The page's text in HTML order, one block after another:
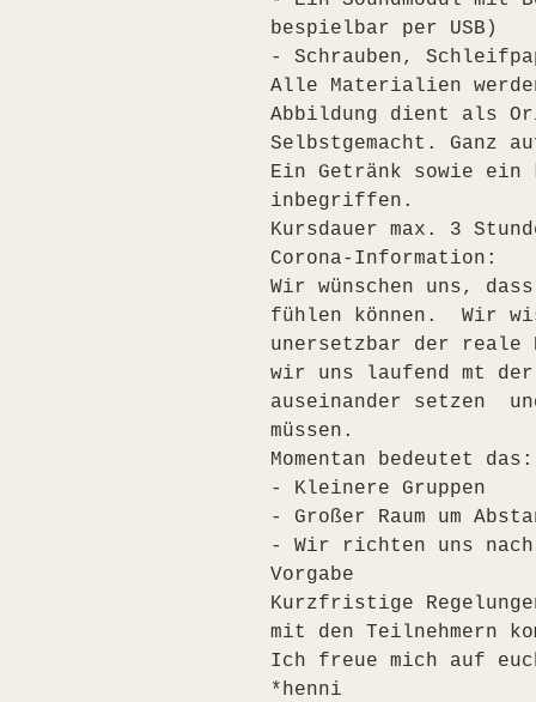
bespielbar per USB)
- Schrauben,
Alle Materialien
Abbildung dient als
Selbstgemacht. Ganz
Ein Getränk sowie
inbegriffen.
Kursdauer max. 3
Corona-Information:
Wir wünschen uns,
fühlen können.  Wir
unersetzbar der reale
wir uns laufend mt
auseinander setzen
müssen.
Momentan bedeutet das:
- Kleinere Gruppen
- Großer Raum um
- Wir richten uns
Vorgabe
Kurzfristige
mit den Teilnehmern
Ich freue mich auf
*henni